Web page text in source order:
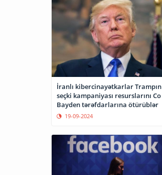
İranlı kibercinayətkarlar Trampın
seçki kampaniyası resurslarını Co
Bayden tərəfdarlarına ötürüblər
19-09-2024